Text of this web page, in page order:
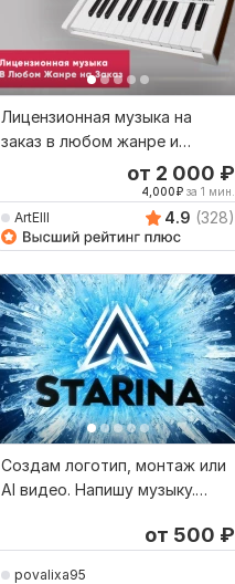
Лицензионная музыка на
заказ в любом жанре и
обработка звукаот 2 000 ₽
4,000₽ за 1 мин.
ArtElll 4.9 (328)
Создам логотип, монтаж или
AI видео. Напишу музыку.
от 500 ₽
povalixa95